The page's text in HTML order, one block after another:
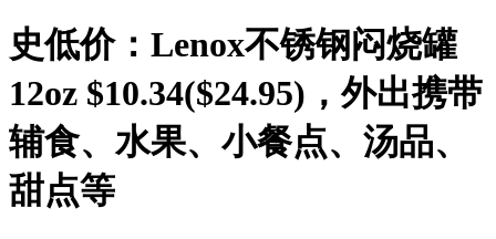
史低价：Lenox不锈钢闷烧罐
12oz $10.34($24.95)，外出携带
辅食、水果、小餐点、汤品、
甜点等